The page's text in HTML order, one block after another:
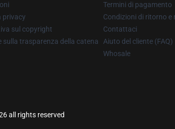
privacy
sul copyright
sulla trasparenza della catena
Termini di pagamento
Condizioni di ritorno e
Contattaci
Aiuto del cliente (FAQ)
Whosale
all rights reserved